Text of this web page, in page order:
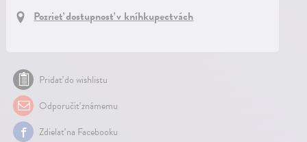
Pozrieť dostupnosť v kníhkupectvách
Pridať do wishlistu
Odporučiť známemu
Zdielať na Facebooku